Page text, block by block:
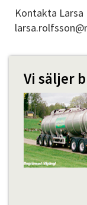
Kontakta Larsa
Vi säljer